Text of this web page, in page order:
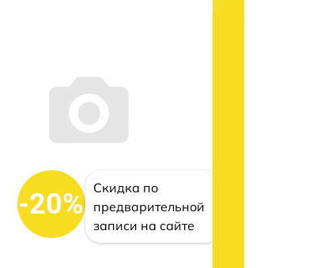
-20%
Скидка по
предварительной
записи на сайте